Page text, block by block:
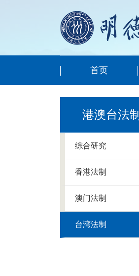
首页
港澳台法制
综合研究
香港法制
澳门法制
台湾法制